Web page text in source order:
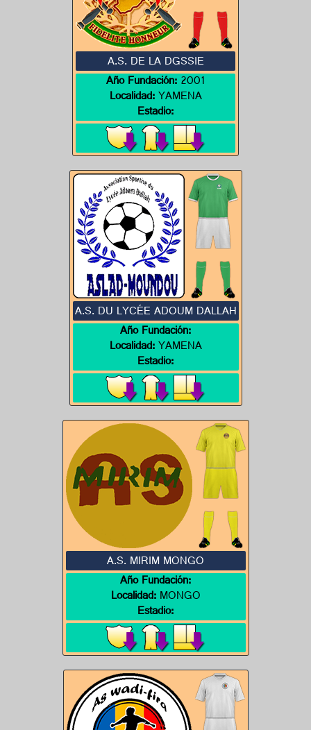
A.S. DE LA DGSSIE
Año Fundación:2001
Localidad:YAMENA
Estadio:
A.S. DU LYCÉE ADOUM DALLAH
Año Fundación:
Localidad:YAMENA
Estadio:
A.S. MIRIM MONGO
Año Fundación:
Localidad:MONGO
Estadio: